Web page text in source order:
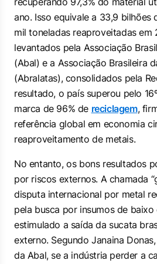
ano. Isso equivale a 33,9 bilhões
mil toneladas reaproveitadas em
levantados pela Associação
(Abal) e a Associação Brasileira
(Abralatas), consolidados pela
resultado, o país superou pelo
marca de 96% de reciclagem,
referência global em economia
reaproveitamento de metais.
No entanto, os bons resultados
por riscos externos. A chamada
disputa internacional por metal
pela busca por insumos de
estimulado a saída da sucata
externo. Segundo Janaina
da Abal, se a indústria perder a